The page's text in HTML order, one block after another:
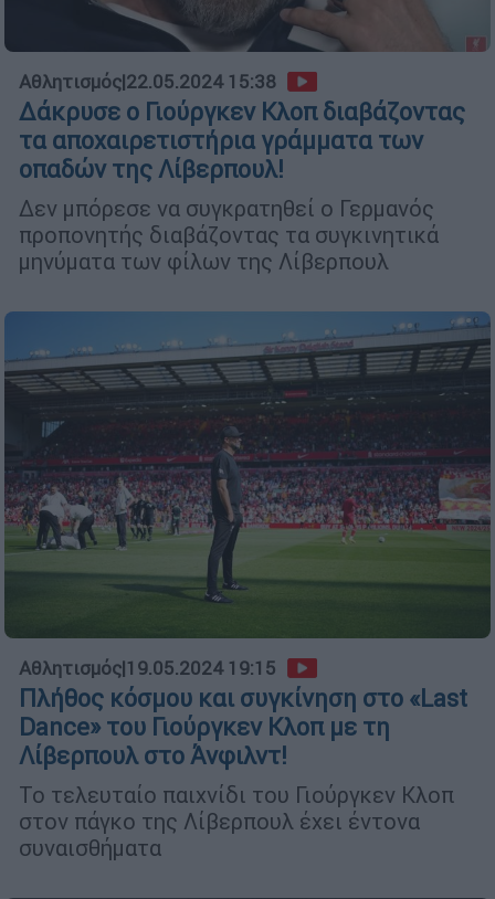
Αθλητισμός|22.05.2024 15:38
Δάκρυσε ο Γιούργκεν Κλοπ διαβάζοντας
τα αποχαιρετιστήρια γράμματα των
οπαδών της Λίβερπουλ!
Δεν μπόρεσε να συγκρατηθεί ο Γερμανός
προπονητής διαβάζοντας τα συγκινητικά
μηνύματα των φίλων της Λίβερπουλ
Αθλητισμός|19.05.2024 19:15
Πλήθος κόσμου και συγκίνηση στο «Last
Dance» του Γιούργκεν Κλοπ με τη
Λίβερπουλ στο Άνφιλντ!
Το τελευταίο παιχνίδι του Γιούργκεν Κλοπ
στον πάγκο της Λίβερπουλ έχει έντονα
συναισθήματα